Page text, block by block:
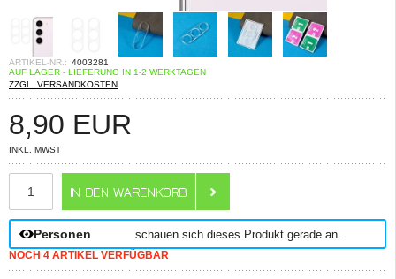
ARTIKEL-NR.: 4003281
AUF LAGER - LIEFERUNG IN 1-2 WERKTAGEN
ZZGL. VERSANDKOSTEN
8,90 EUR
INKL. MWST
Personen schauen sich dieses Produkt gerade an.
NOCH 4 ARTIKEL VERFÜGBAR